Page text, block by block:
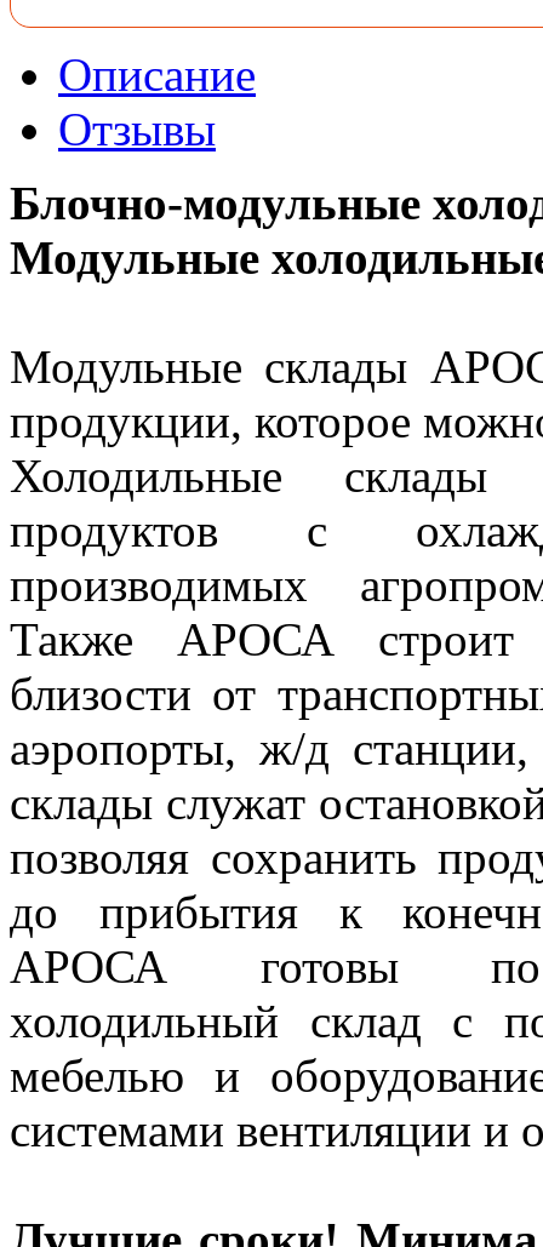
Описание
Отзывы
Блочно-модульные
Модульные
Модульные склады
продукции, которое
Холодильные
продуктов с
производимых
Также АРОСА строит
близости от
аэропорты, ж/д
склады служат
позволяя сохранить
до прибытия к
АРОСА готовы
холодильный склад с
мебелью и
системами вентиляции и